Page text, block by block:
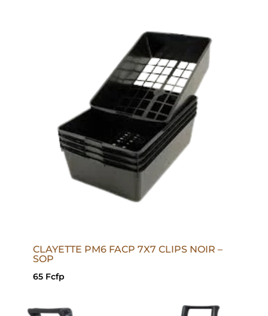
CLAYETTE PM6 FACP 7X7 CLIPS NOIR –
SOP
65 Fcfp